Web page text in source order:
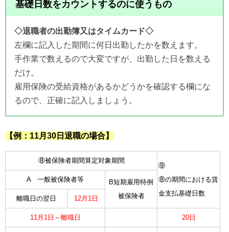
基礎日数をカウントするのに使うもの
◇退職者の出勤簿又はタイムカード◇
左欄に記入した期間に何日出勤したかを数えます。
手作業で数えるので大変ですが、出勤した日を数える
だけ。
雇用保険の受給資格があるかどうかを確認する欄にな
るので、正確に記入しましょう。
【例：11月30日退職の場合】
⑧被保険者期間算定対象期間
⑨
⑧の期間における賃
金支払基礎日数
A 一般被保険者等
B短期雇用特例
被保険者
離職日の翌日 12月1日
11月1日～離職日 20日